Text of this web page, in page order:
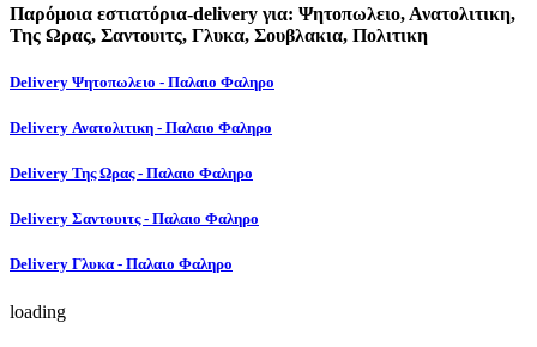
Παρόμοια εστιατόρια-delivery για: Ψητοπωλειο, Ανατολιτικη,
Της Ωρας, Σαντουιτς, Γλυκα, Σουβλακια, Πολιτικη
Delivery Ψητοπωλειο - Παλαιο Φαληρο
Delivery Ανατολιτικη - Παλαιο Φαληρο
Delivery Της Ωρας - Παλαιο Φαληρο
Delivery Σαντουιτς - Παλαιο Φαληρο
Delivery Γλυκα - Παλαιο Φαληρο
loading